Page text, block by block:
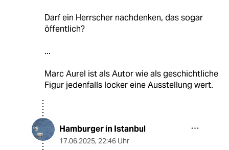
Darf ein Herrscher nachdenken, das sogar
öffentlich?
...
Marc Aurel ist als Autor wie als geschichtliche
Figur jedenfalls locker eine Ausstellung wert.
Hamburger in Istanbul
17.06.2025, 22:46 Uhr